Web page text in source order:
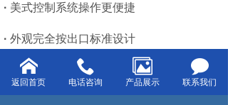
· 美式控制系统操作更便捷
· 外观完全按出口标准设计
有单独脱气功能
返回首页 电话咨询 产品展示 联系我们